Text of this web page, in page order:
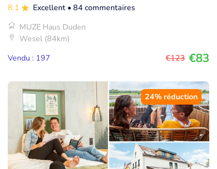
8.1 Excellent • 84 commentaires
MUZE Haus Duden
Wesel (84km)
Vendu : 197
€123 €83
24% réduction